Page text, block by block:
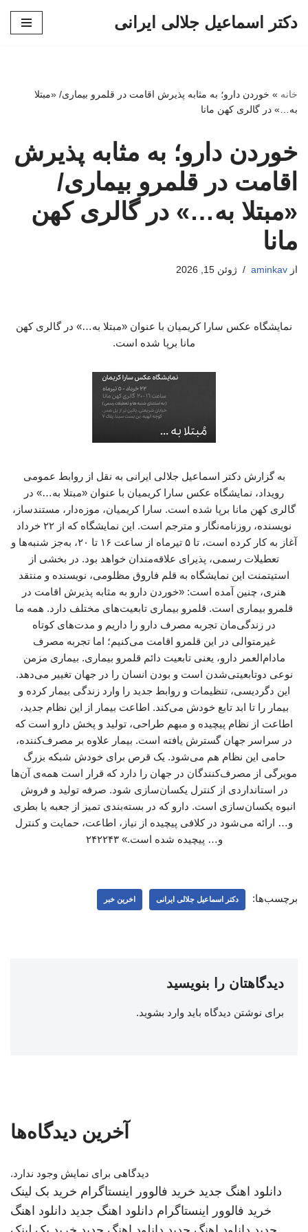
دکتر اسماعیل جلالی ایرانی
خانه » خوردن دارو؛ به مثابه پذیرش اقامت در قلمرو بیماری/ «مبتلا
به…» در گالری کهن مانا
خوردن دارو؛ به مثابه پذیرش
اقامت در قلمرو بیماری/
«مبتلا به…» در گالری کهن
مانا
از aminkav ژوئن 15, 2026
نمایشگاه عکس سارا کریمیان با عنوان «مبتلا به…» در گالری کهن
مانا برپا شده است.
به گزارش دکتر اسماعیل جلالی ایرانی به نقل از روابط عمومی
رویداد، نمایشگاه عکس سارا کریمیان با عنوان «مبتلا به…» در
گالری کهن مانا برپا شده است. سارا کریمیان، موزه‌دار، مستندساز،
نویسنده، روزنامه‌نگار و مترجم است. این نمایشگاه که از ۲۲ خرداد
آغاز به کار کرده است، تا ۵ تیرماه از ساعت ۱۶ تا ۲۰، به‌جز شنبه‌ها و
تعطیلات رسمی، پذیرای علاقه‌مندان خواهد بود. در بخشی از
استیتمنت این نمایشگاه به قلم فاروق مظلومی، نویسنده و منتقد
هنری، چنین آمده است: «خوردن دارو به مثابه پذیرش اقامت در
قلمرو بیماری است. قلمرو بیماری تابعیت‌های مختلف دارد. همه‌ ما
در زندگی‌مان تجربه مصرف دارو را داریم و مدت‌های کوتاه
غیرمتوالی در این قلمرو اقامت می‌کنیم؛ اما تجربه مصرف
مادام‌العمر دارو، یعنی تابعیت دائم قلمرو بیماری. بیماری مزمن
نوعی دوتابعیتی‌شدن است و بودن انسان را در جهان تغییر می‌دهد.
این دگردیسی، تنظیمات و روابط جدید را وارد زندگی بیمار کرده و
بیمار را تا ابد تابع خودش می‌کند. اطاعت بیمار از این نظام جدید،
اطاعت از نظام پیچیده و مبهم طراحی، تولید و پخش دارو است که
در سراسر جهان گسترش یافته است. بیمار علاوه بر مصرف‌کننده،
حامی این نظام هم می‌شود. یک قرص برای خودش شبکه بزرگ
مویرگی از مصرف‌کنندگان در جهان را دارد که قرار است همه‌ی آن‌ها
در استانداردی از کنترل یکسان‌سازی شود. صرفه تولید و فروش
انبوه یکسان‌سازی است. دارو که در بسته‌بندی تمیز از جعبه یا بطری
و… ارائه می‌شود در کلافی پیچیده از نیاز، اطاعت، حمایت و کنترل
و… پیچیده شده است.» ۲۴۲۲۴۳
برچسب‌ها: دکتر اسماعیل جلالی ایرانی اخرین خبر
دیدگاهتان را بنویسید
برای نوشتن دیدگاه باید وارد بشوید.
آخرین دیدگاه‌ها
دیدگاهی برای نمایش وجود ندارد.
دانلود اهنگ جدید خرید فالوور اینستاگرام خرید بک لینک
خرید فالوور اینستاگرام دانلود اهنگ جدید دانلود اهنگ